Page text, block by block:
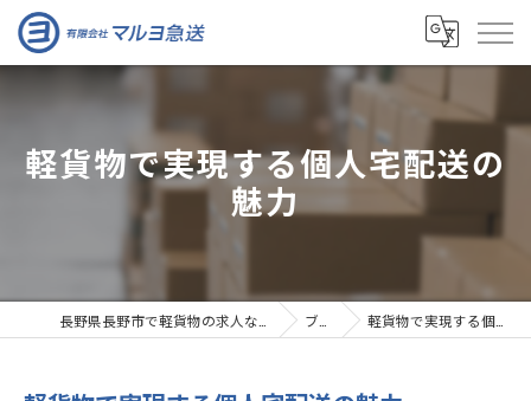
軽貨物で実現する個人宅配送の
魅力
ブログ 軽貨物で実現する個人宅配送の魅力